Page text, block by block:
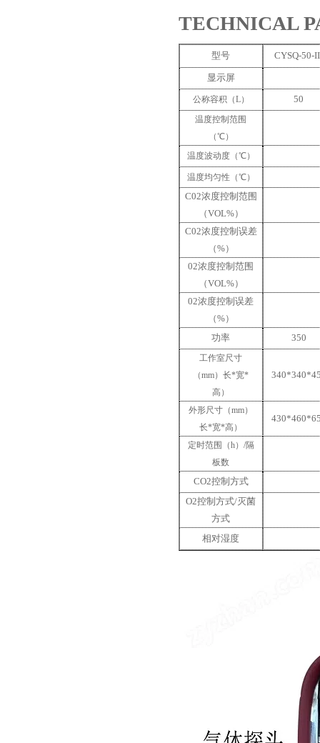
TECHNICAL
型号 CYSQ-50-
显示屏
公称容积（L） 50
温度控制范围
（℃）
温度波动度（℃）
温度均匀性（℃）
C02浓度控制范围
（VOL%）
C02浓度控制误差
（%）
02浓度控制范围
（VOL%）
02浓度控制误差
（%）
功率
350
工作室尺寸
（mm）长*宽*
高）
外形尺寸（mm）
长*宽*高）
定时范围（h）/隔
板数
CO2控制方式
O2控制方式/灭菌
方式
相对湿度